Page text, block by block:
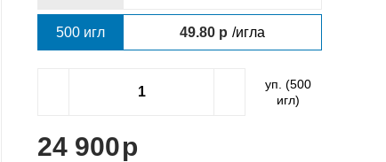
500 игл 49.80 /игла
уп. (500
игл)
24 900